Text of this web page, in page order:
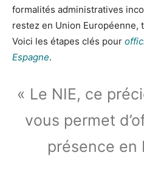
formalités administratives
restez en Union Européenne,
Voici les étapes clés pour
Espagne.
« Le NIE, ce
vous permet
présence en